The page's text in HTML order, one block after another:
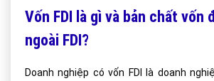
Vốn FDI là gì và bản chất vốn
ngoài FDI?
Doanh nghiệp có vốn FDI là doanh